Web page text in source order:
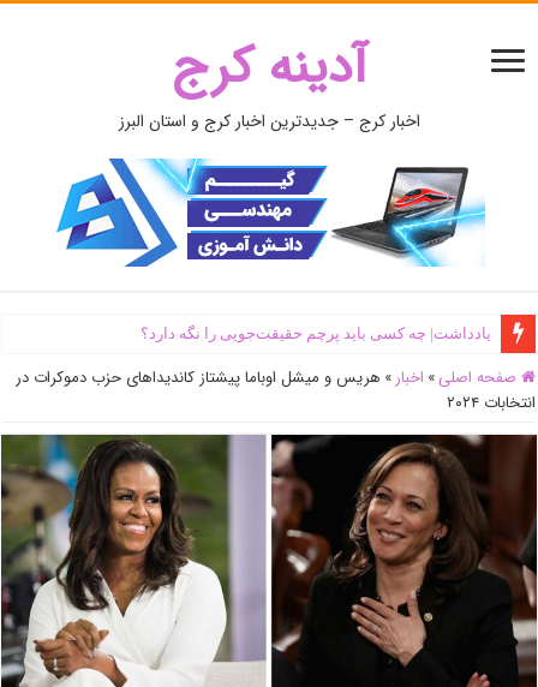
آدینه کرج
اخبار کرج – جدیدترین اخبار کرج و استان البرز
یادداشت| ‌چه کسی باید پرچم حقیقت‌جویی را نگه دارد؟
صفحه اصلی » اخبار » هریس و میشل اوباما پیشتاز کاندیداهای حزب دموکرات در
انتخابات ۲۰۲۴